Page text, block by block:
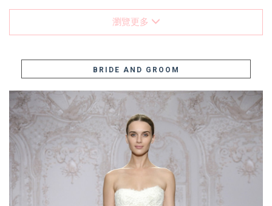
瀏覽更多
BRIDE AND GROOM